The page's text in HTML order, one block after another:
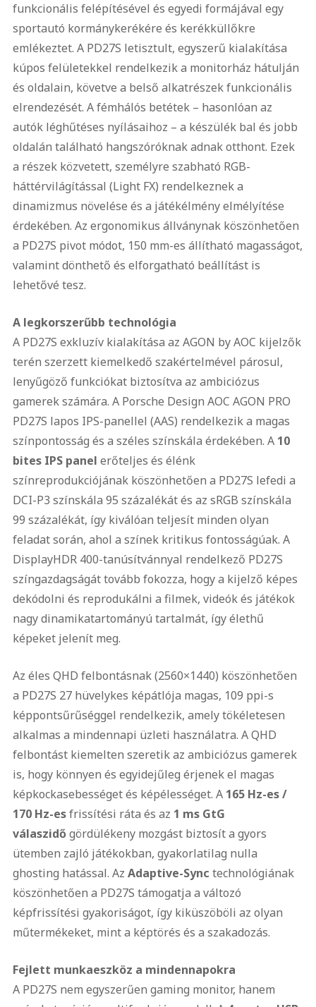
funkcionális felépítésével és egyedi formájával egy
sportautó kormánykerékére és kerékküllőkre
emlékeztet. A PD27S letisztult, egyszerű kialakítása
kúpos felületekkel rendelkezik a monitorház hátulján
és oldalain, követve a belső alkatrészek funkcionális
elrendezését. A fémhálós betétek – hasonlóan az
autók léghűtéses nyílásaihoz – a készülék bal és jobb
oldalán található hangszóróknak adnak otthont. Ezek
a részek közvetett, személyre szabható RGB-
háttérvilágítással (Light FX) rendelkeznek a
dinamizmus növelése és a játékélmény elmélyítése
érdekében. Az ergonomikus állványnak köszönhetően
a PD27S pivot módot, 150 mm-es állítható magasságot,
valamint dönthető és elforgatható beállítást is
lehetővé tesz.
A legkorszerűbb technológia
A PD27S exkluzív kialakítása az AGON by AOC kijelzők
terén szerzett kiemelkedő szakértelmével párosul,
lenyűgöző funkciókat biztosítva az ambiciózus
gamerek számára. A Porsche Design AOC AGON PRO
PD27S lapos IPS-panellel (AAS) rendelkezik a magas
színpontosság és a széles színskála érdekében. A 10
bites IPS panel erőteljes és élénk
színreprodukciójának köszönhetően a PD27S lefedi a
DCI-P3 színskála 95 százalékát és az sRGB színskála
99 százalékát, így kiválóan teljesít minden olyan
feladat során, ahol a színek kritikus fontosságúak. A
DisplayHDR 400-tanúsítvánnyal rendelkező PD27S
színgazdagságát tovább fokozza, hogy a kijelző képes
dekódolni és reprodukálni a filmek, videók és játékok
nagy dinamikatartományú tartalmát, így élethű
képeket jelenít meg.
Az éles QHD felbontásnak (2560×1440) köszönhetően
a PD27S 27 hüvelykes képátlója magas, 109 ppi-s
képpontsűrűséggel rendelkezik, amely tökéletesen
alkalmas a mindennapi üzleti használatra. A QHD
felbontást kiemelten szeretik az ambiciózus gamerek
is, hogy könnyen és egyidejűleg érjenek el magas
képkockasebességet és képélességet. A 165 Hz-es /
170 Hz-esfrissítési ráta és az 1 ms GtG
válaszidőgördülékeny mozgást biztosít a gyors
ütemben zajló játékokban, gyakorlatilag nulla
ghosting hatással. Az Adaptive-Sync technológiának
köszönhetően a PD27S támogatja a változó
képfrissítési gyakoriságot, így kiküszöböli az olyan
műtermékeket, mint a képtörés és a szakadozás.
Fejlett munkaeszköz a mindennapokra
A PD27S nem egyszerűen gaming monitor, hanem